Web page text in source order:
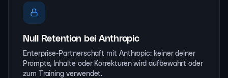
Null Retention bei Anthropic
Enterprise-Partnerschaft mit Anthropic: keiner deiner
Prompts, Inhalte oder Korrekturen wird aufbewahrt oder
zum Training verwendet.